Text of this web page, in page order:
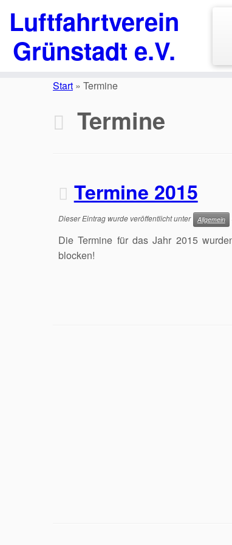
Luftfahrtverein
Grünstadt e.V.
Start » Termine
Termine
Termine 2015
Dieser Eintrag wurde veröffentlicht unter Allgemein
Die Termine für das Jahr 2015
blocken!